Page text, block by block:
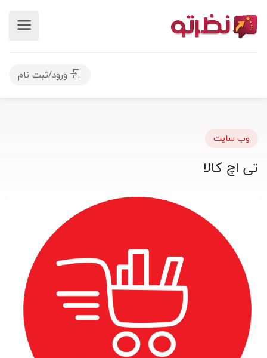
ورود/ثبت نام
وب سایت
تی اچ کالا